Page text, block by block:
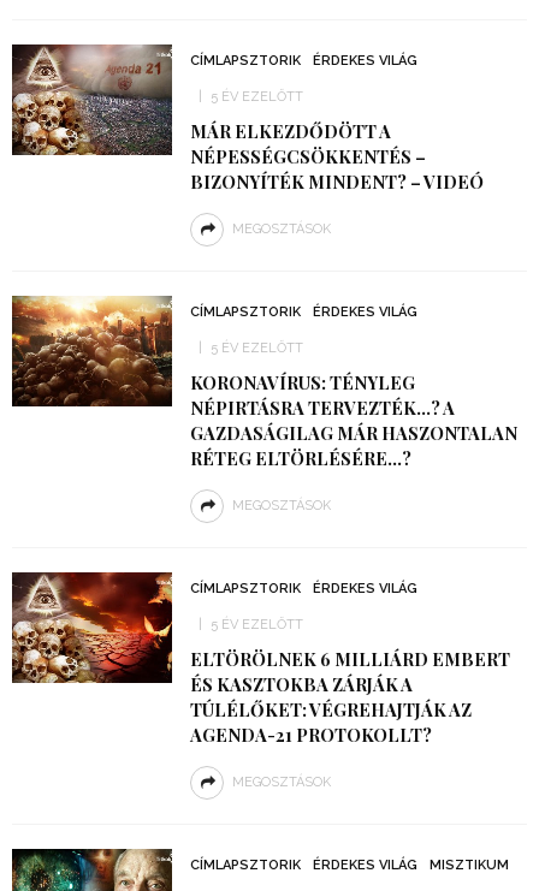
CÍMLAPSZTORIK ÉRDEKES VILÁG
5 ÉV EZELŐTT
MÁR ELKEZDŐDÖTT A
NÉPESSÉGCSÖKKENTÉS –
BIZONYÍTÉK MINDENT? – VIDEÓ
MEGOSZTÁSOK
CÍMLAPSZTORIK ÉRDEKES VILÁG
5 ÉV EZELŐTT
KORONAVÍRUS: TÉNYLEG
NÉPIRTÁSRA TERVEZTÉK…? A
GAZDASÁGILAG MÁR HASZONTALAN
RÉTEG ELTÖRLÉSÉRE…?
MEGOSZTÁSOK
CÍMLAPSZTORIK ÉRDEKES VILÁG
5 ÉV EZELŐTT
ELTÖRÖLNEK 6 MILLIÁRD EMBERT
ÉS KASZTOKBA ZÁRJÁK A
TÚLÉLŐKET: VÉGREHAJTJÁK AZ
AGENDA-21 PROTOKOLLT?
MEGOSZTÁSOK
CÍMLAPSZTORIK ÉRDEKES VILÁG MISZTIKUM